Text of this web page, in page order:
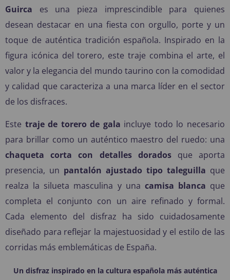
Guirca es una pieza imprescindible para quienes
desean destacar en una fiesta con orgullo, porte y un
toque de auténtica tradición española. Inspirado en la
figura icónica del torero, este traje combina elarte, el
valor y la elegancia del mundo taurino con la comodidad
y calidad que caracteriza a una marca líder en el sector
de los disfraces.
Este traje de torero de gala incluye todo lo necesario
para brillar como un auténtico maestro del ruedo: una
chaqueta corta con detalles doradosque aporta
presencia, un pantalón ajustado tipo taleguilla que
realza la silueta masculina y una camisa blanca que
completa el conjunto con un aire refinado y formal.
Cada elemento del disfraz ha sido cuidadosamente
diseñado para reflejar la majestuosidad y el estilo de las
corridas más emblemáticas de España.
Un disfraz inspirado en la cultura española más auténtica